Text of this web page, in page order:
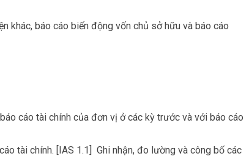
khác, báo cáo biến động vốn chủ sở hữu và báo cáo
cáo tài chính của đơn vị ở các kỳ trước và với báo cáo
tài chính. [IAS 1.1] Ghi nhận, đo lường và công bố các